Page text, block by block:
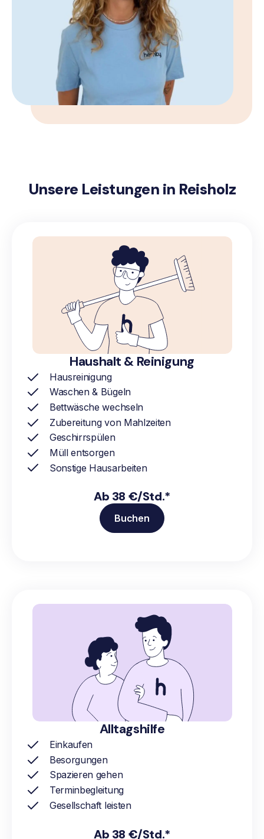
Unsere Leistungen in Reisholz
Haushalt & Reinigung
Hausreinigung
Waschen & Bügeln
Bettwäsche wechseln
Zubereitung von Mahlzeiten
Geschirrspülen
Müll entsorgen
Sonstige Hausarbeiten
Ab 38 €/Std.*
Buchen
Alltagshilfe
Einkaufen
Besorgungen
Spazieren gehen
Terminbegleitung
Gesellschaft leisten
Ab 38 €/Std.*